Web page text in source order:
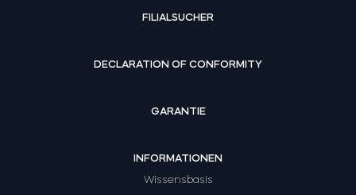
FILIALSUCHER
DECLARATION OF CONFORMITY
GARANTIE
INFORMATIONEN
Wissensbasis